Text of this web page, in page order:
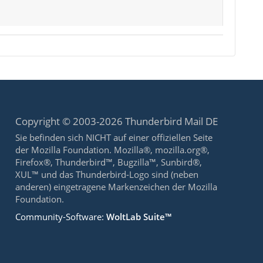
Copyright © 2003-2026 Thunderbird Mail DE
Sie befinden sich NICHT auf einer offiziellen Seite
der Mozilla Foundation. Mozilla®, mozilla.org®,
Firefox®, Thunderbird™, Bugzilla™, Sunbird®,
XUL™ und das Thunderbird-Logo sind (neben
anderen) eingetragene Markenzeichen der Mozilla
Foundation.
Community-Software:WoltLab Suite™